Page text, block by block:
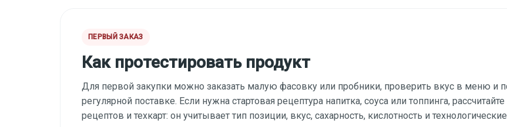
ПЕРВЫЙ ЗАКАЗ
Как протестировать продукт
Для первой закупки можно заказать малую фасовку или пробники, проверить вкус в меню и
регулярной поставке. Если нужна стартовая рецептура напитка, соуса или топпинга,
рецептов и техкарт: он учитывает тип позиции, вкус, сахарность, кислотность и